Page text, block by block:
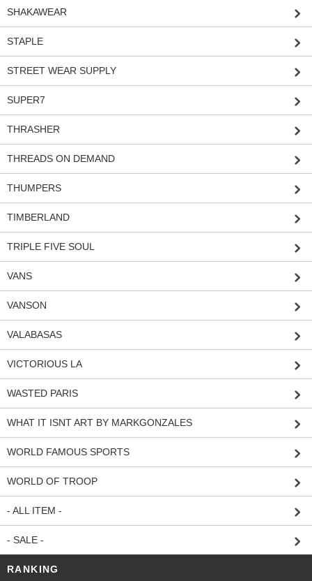
SHAKAWEAR
STAPLE
STREET WEAR SUPPLY
SUPER7
THRASHER
THREADS ON DEMAND
THUMPERS
TIMBERLAND
TRIPLE FIVE SOUL
VANS
VANSON
VALABASAS
VICTORIOUS LA
WASTED PARIS
WHAT IT ISNT ART BY MARKGONZALES
WORLD FAMOUS SPORTS
WORLD OF TROOP
- ALL ITEM -
- SALE -
RANKING